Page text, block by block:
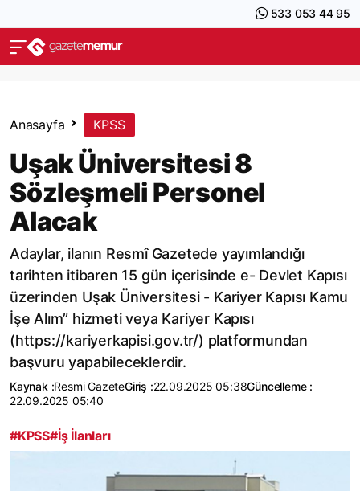
533 053 44 95
Anasayfa KPSS
Uşak Üniversitesi 8
Sözleşmeli Personel
Alacak
Adaylar, ilanın Resmî Gazetede yayımlandığı
tarihten itibaren 15 gün içerisinde e- Devlet Kapısı
üzerinden Uşak Üniversitesi - Kariyer Kapısı Kamu
İşe Alım” hizmeti veya Kariyer Kapısı
(https://kariyerkapisi.gov.tr/) platformundan
başvuru yapabileceklerdir.
Kaynak :Resmi GazeteGiriş :22.09.2025 05:38Güncelleme :
22.09.2025 05:40
#KPSS#İş İlanları